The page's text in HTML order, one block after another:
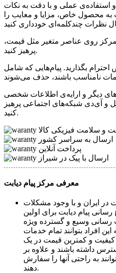
استفاده‌ی عملی و با دقت به نکات
محصول خاص، مزایا و معایب را
روی عناصر متغیر مثل قیمت،
پرهیز کنید.
بگذارید. پیام‌هایی که شامل
دیگر و ارایه‌ی اطلاعات شخصی
و آی‌دی شبکه‌های اجتماعی پرهیز
کنید.
و سلامت فیزیکی کالا
ارسال به سراسر کشور
پرداخت آنلاین
ارسال با پیک در شیراز
در ایران و با وجود مشکلات
پیام دیابت برای اولین
رسانی وسیع و گسترده ویژه
این افراد بتوانند تمام خدمات
کیفیت و کمترین قیمت در یک
داشته باشند و علاوه بر
به راحتی آنها را سفارش
دهند.